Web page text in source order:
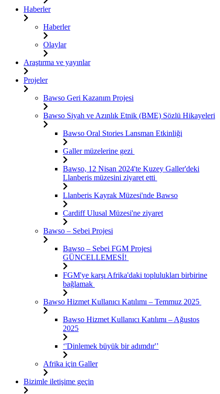
Haberler
Haberler
Olaylar
Araştırma ve yayınlar
Projeler
Bawso Geri Kazanım Projesi
Bawso Siyah ve Azınlık Etnik (BME) Sözlü Hikayeleri
Bawso Oral Stories Lansman Etkinliği
Galler müzelerine gezi
Bawso, 12 Nisan 2024'te Kuzey Galler'deki
Llanberis müzesini ziyaret etti
Llanberis Kayrak Müzesi'nde Bawso
Cardiff Ulusal Müzesi'ne ziyaret
Bawso – Sebei Projesi
Bawso – Sebei FGM Projesi
GÜNCELLEMESİ!
FGM'ye karşı Afrika'daki toplulukları birbirine
bağlamak
Bawso Hizmet Kullanıcı Katılımı – Temmuz 2025
Bawso Hizmet Kullanıcı Katılımı – Ağustos
2025
‘'Dinlemek büyük bir adımdır'’
Afrika için Galler
Bizimle iletişime geçin